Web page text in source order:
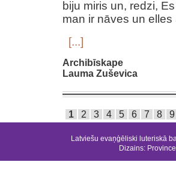
biju miris un, redzi,
man ir nāves un elles
[...]
Archibīskape
Lauma Zuševica
1 2 3 4 5 6 7 8 9
Latviešu evaņģēliski luteriskā
Dizains: